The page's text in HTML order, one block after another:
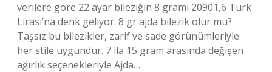
verilere göre 22 ayar bileziğin 8 gramı 20901,6 Türk
Lirası’na denk geliyor. 8 gr ajda bilezik olur mu?
Taşsız bu bilezikler, zarif ve sade görünümleriyle
her stile uygundur. 7 ila 15 gram arasında değişen
ağırlık seçenekleriyle Ajda…